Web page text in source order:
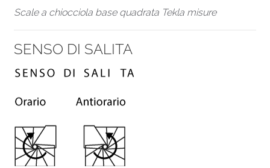
Scale a chiocciola base quadrata Tekla misure
SENSO DI SALITA